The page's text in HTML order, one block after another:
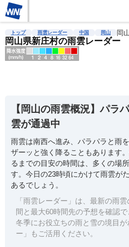
雨雲レーダー 台風情報 地震情報
トップ 雨雲レーダー 中国 岡山 岡
岡山県新庄村の雨雲レーダー
【岡山の雨雲概況】パラ
雲が通過中
雨雲は南西へ進み、パラパラと雨
ザーッと強く降ることもあります
るまでの目安の時間は、多くの場
す。今日の23時頃にかけて雨雲が
あるでしょう。
「雨雲レーダー」は、最新の雨
間と最大60時間先の予想を確認で
冬季にお役立ちの雨と雪の境目
ー」もご活用ください。